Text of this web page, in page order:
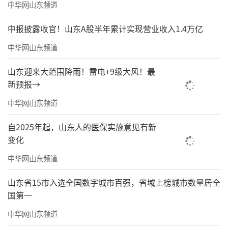
中华网山东频道
中报披露收官！山东A股半年累计实现营业收入1.4万亿
中华网山东频道
山东迎来大范围降雨！雷电+9级大风！最
新预报→
中华网山东频道
自2025年起，山东人的医保实施意见有新
变化
中华网山东频道
山东省15市入选全国数字城市百强，省域上榜城市数量居全
国第一
中华网山东频道